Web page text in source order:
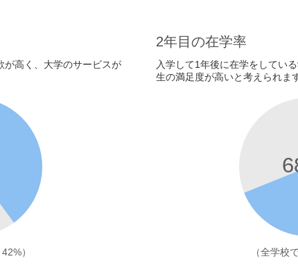
が高く、大学のサービスが
）
2年目の在学率
入学して1年後に在学をしてい
生の満足度が高いと考えられま
（全学校